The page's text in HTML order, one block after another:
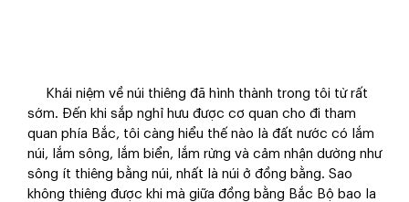
Khái niệm về núi thiêng đã hình thành trong tôi từ rất
sớm. Đến khi sắp nghỉ hưu được cơ quan cho đi tham
quan phía Bắc, tôi càng hiểu thế nào là đất nước có lắm
núi, lắm sông, lắm biển, lắm rừng và cảm nhận dường như
sông ít thiêng bằng núi, nhất là núi ở đồng bằng. Sao
không thiêng được khi mà giữa đồng bằng Bắc Bộ bao la